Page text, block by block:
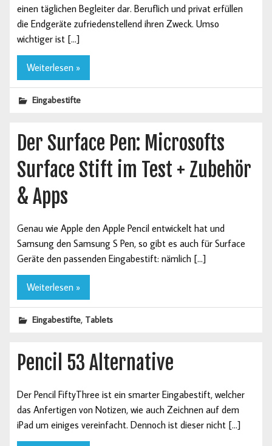
einen täglichen Begleiter dar. Beruflich und privat erfüllen
die Endgeräte zufriedenstellend ihren Zweck. Umso
wichtiger ist […]
Weiterlesen »
Eingabestifte
Der Surface Pen: Microsofts
Surface Stift im Test + Zubehör
& Apps
Genau wie Apple den Apple Pencil entwickelt hat und
Samsung den Samsung S Pen, so gibt es auch für Surface
Geräte den passenden Eingabestift: nämlich […]
Weiterlesen »
Eingabestifte, Tablets
Pencil 53 Alternative
Der Pencil FiftyThree ist ein smarter Eingabestift, welcher
das Anfertigen von Notizen, wie auch Zeichnen auf dem
iPad um einiges vereinfacht. Dennoch ist dieser nicht […]